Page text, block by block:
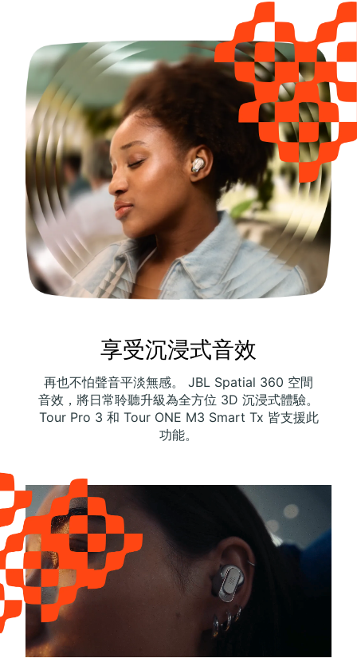
享受沉浸式音效
再也不怕聲音平淡無感。 JBL Spatial 360 空間
音效，將日常聆聽升級為全方位 3D 沉浸式體驗。
Tour Pro 3 和 Tour ONE M3 Smart Tx 皆支援此
功能。